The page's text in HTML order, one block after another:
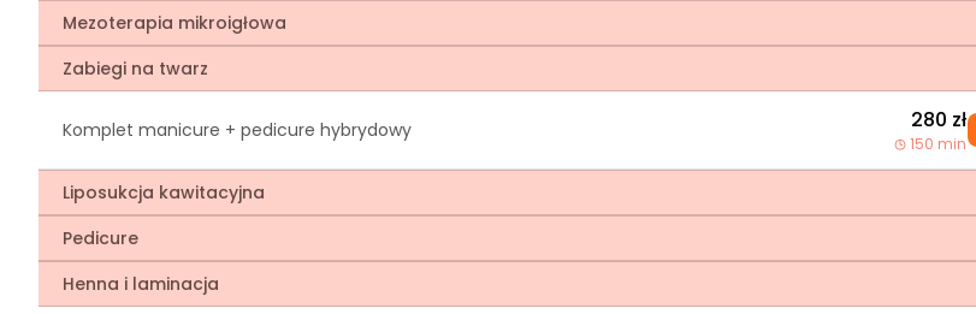
Mezoterapia mikroigłowa
Zabiegi na twarz
Komplet manicure + pedicure hybrydowy 280 zł
150 min
Liposukcja kawitacyjna
Pedicure
Henna i laminacja